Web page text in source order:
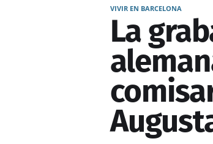
VIVIR EN BARCELONA
La